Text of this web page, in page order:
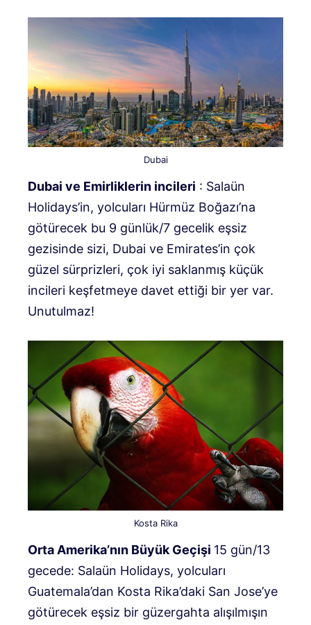
Dubai
Dubai ve Emirliklerin incileri : Salaün
Holidays’in, yolcuları Hürmüz Boğazı’na
götürecek bu 9 günlük/7 gecelik eşsiz
gezisinde sizi, Dubai ve Emirates’in çok
güzel sürprizleri, çok iyi saklanmış küçük
incileri keşfetmeye davet ettiği bir yer var.
Unutulmaz!
Kosta Rika
Orta Amerika’nın Büyük Geçişi 15 gün/13
gecede: Salaün Holidays, yolcuları
Guatemala’dan Kosta Rika’daki San Jose’ye
götürecek eşsiz bir güzergahta alışılmışın